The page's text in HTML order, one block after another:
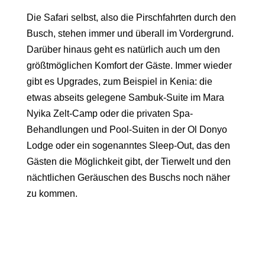
Die Safari selbst, also die Pirschfahrten durch den
Busch, stehen immer und überall im Vordergrund.
Darüber hinaus geht es natürlich auch um den
größtmöglichen Komfort der Gäste. Immer wieder
gibt es Upgrades, zum Beispiel in Kenia: die
etwas abseits gelegene Sambuk-Suite im Mara
Nyika Zelt-Campoder die privaten Spa-
Behandlungen und Pool-Suiten in der Ol Donyo
Lodgeoder ein sogenanntes Sleep-Out, das den
Gästen die Möglichkeit gibt, der Tierwelt und den
nächtlichen Geräuschen des Buschs noch näher
zu kommen.